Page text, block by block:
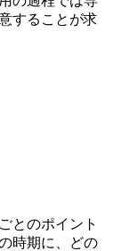
することが求
とのポイント
時期に、どの